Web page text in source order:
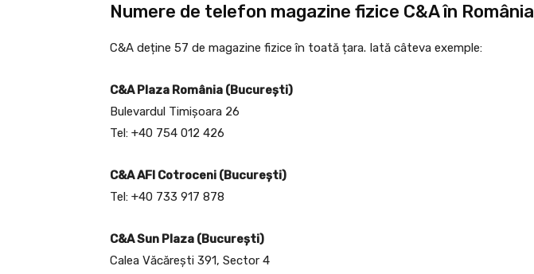
Numere de telefon magazine fizice C&A în România
C&A deține 57 de magazine fizice în toată țara. Iată câteva exemple:
C&A Plaza România (București)
Bulevardul Timișoara 26
Tel: +40 754 012 426
C&A AFI Cotroceni (București)
Tel: +40 733 917 878
C&A Sun Plaza (București)
Calea Văcărești 391, Sector 4